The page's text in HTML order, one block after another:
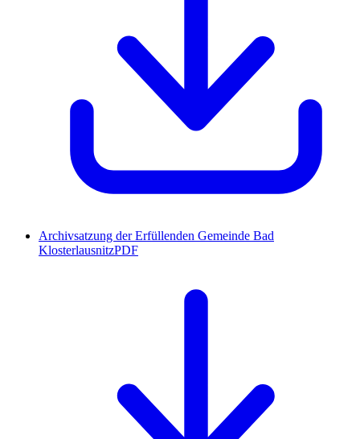
Archivsatzung der Erfüllenden Gemeinde Bad
KlosterlausnitzPDF